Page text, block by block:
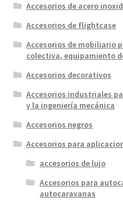
Accesorios de acero
Accesorios de flightcase
Accesorios de mobiliario
colectiva, equipamiento
Accesorios decorativos
Accesorios industriales
y la ingeniería mecánica
Accesorios negros
Accesorios para
accesorios de lujo
Accesorios para
autocaravanas